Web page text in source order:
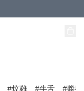
炆雞 牛舌
醬香